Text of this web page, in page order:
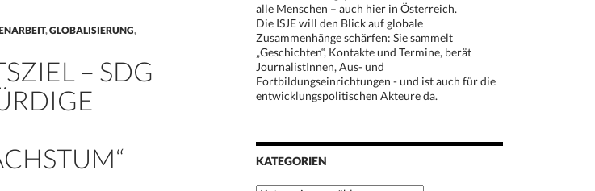
,GLOBALISIERUNG,
– SDG
alle Menschen – auch hier in Österreich.
Die ISJE will den Blick auf globale
Zusammenhänge schärfen: Sie sammelt
„Geschichten“, Kontakte und Termine, berät
JournalistInnen, Aus- und
Fortbildungseinrichtungen - und ist auch für die
entwicklungspolitischen Akteure da.
KATEGORIEN